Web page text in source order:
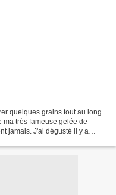
quelques grains tout au long
très fameuse gelée de
jamais. J'ai dégusté il y a